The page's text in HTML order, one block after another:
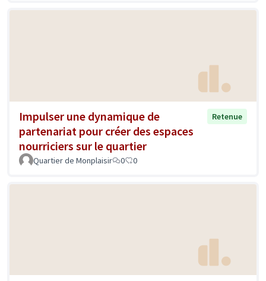
Impulser une dynamique de
partenariat pour créer des espaces
nourriciers sur le quartier
Retenue
Quartier de Monplaisir 0 0